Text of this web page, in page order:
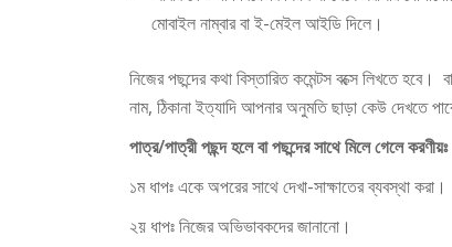
মোবাইল নাম্বার বা ই-মেইল আইডি দিলে।
নিজের পছন্দের কথা বিস্তারিত কমেন্টস বক্সে লিখতে হবে।
নাম, ঠিকানা ইত্যাদি আপনার অনুমতি ছাড়া কেউ দেখতে
পাত্র/পাত্রী পছন্দ হলে বা পছন্দের সাথে মিলে গেলে করণীয়ঃ
১ম ধাপঃ একে অপরের সাথে দেখা-সাক্ষাতের ব্যবস্থা করা।
২য় ধাপঃ নিজের অভিভাবকদের জানানো।